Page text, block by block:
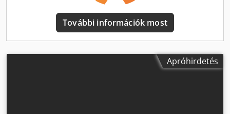
rácsos gyártás • Raklap- és dobozgyártás • Bútorgyártás •
Ültetőgépek gyártása • Fa kiskereskedelmi értékesítése
Használható az összes meglévő fűrészével, beleértve: •
Ipari fűrészek • Védett felvágó fűrészek • Szalagfűrészek •
Alpha Hossza: 3 m Lökethossz: 2580 mm Tolóerő: 20 - 40 kg
Cedpfx Aslwuk Tehqerf Szoftver: Optimizer Görgős asztallal
További információk most
Apróhirdetés